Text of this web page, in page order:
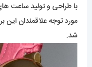
با طراحی و تولید ساعت
مورد توجه علاقمندان
شد.